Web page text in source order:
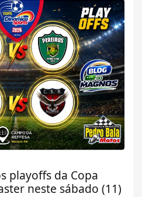
playoffs da Copa
neste sábado (11)